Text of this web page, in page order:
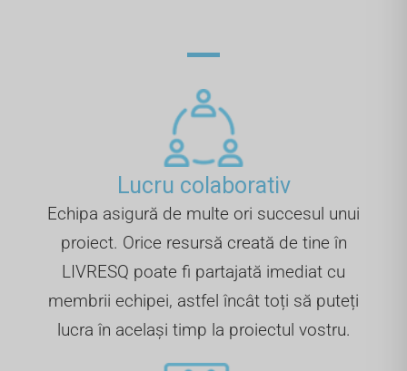
Lucru colaborativ
Echipa asigură de multe ori succesul unui
proiect. Orice resursă creată de tine în
LIVRESQ poate fi partajată imediat cu
membrii echipei, astfel încât toți să puteți
lucra în același timp la proiectul vostru.